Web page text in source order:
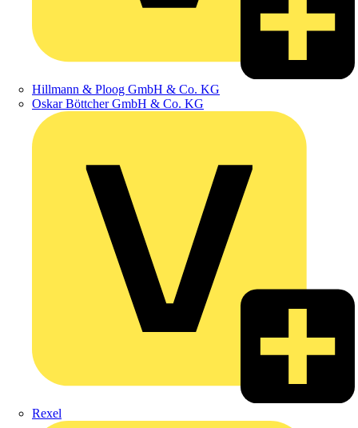
Hillmann & Ploog GmbH & Co. KG
Oskar Böttcher GmbH & Co. KG
Rexel